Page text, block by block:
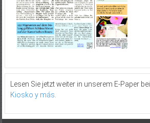
Lesen Sie jetzt weiter in unserem E-Paper bei
Kiosko y más.